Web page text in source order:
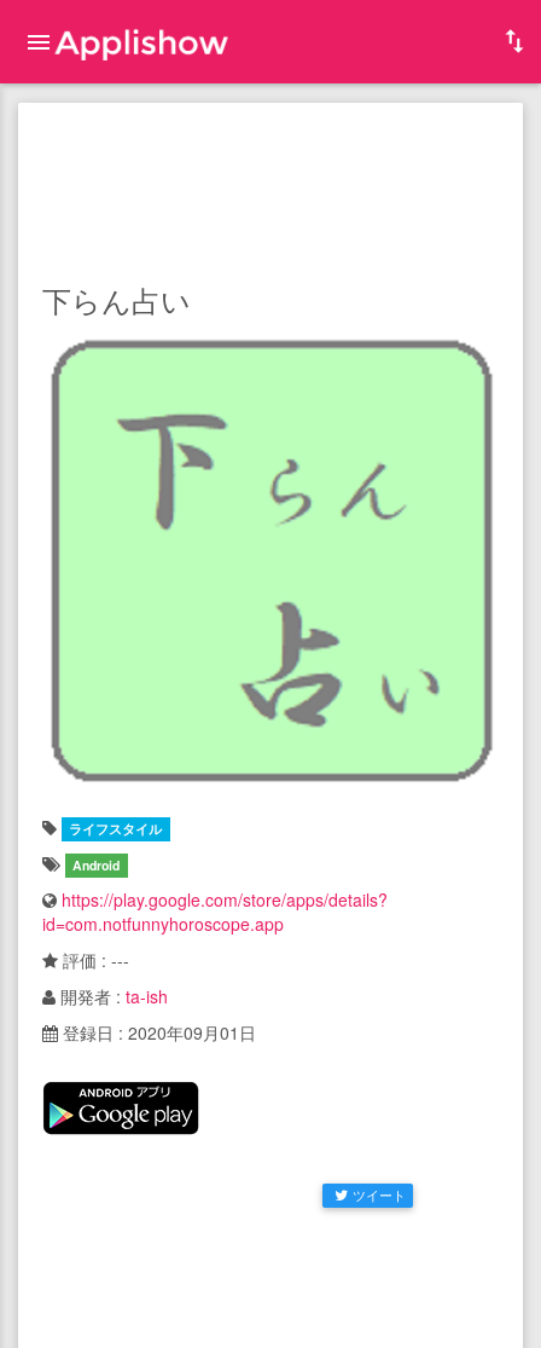
下らん占い
ライフスタイル
Android
https://play.google.com/store/apps/details?
id=com.notfunnyhoroscope.app
評価 : ---
開発者 : ta-ish
登録日 : 2020年09月01日
ツイート